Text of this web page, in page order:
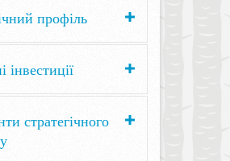
профіль
інвестиції
стратегічного